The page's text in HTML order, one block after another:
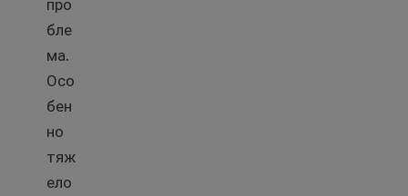
про
бле
ма.
Осо
бен
но
тяж
ело